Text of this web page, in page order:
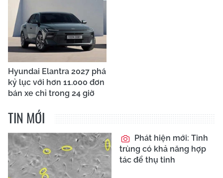
Hyundai Elantra 2027 phá
kỷ lục với hơn 11.000 đơn
bán xe chỉ trong 24 giờ
TIN MỚI
Phát hiện mới: Tinh
trùng có khả năng hợp
tác để thụ tinh